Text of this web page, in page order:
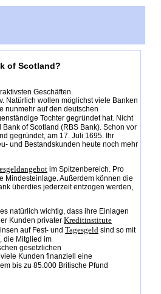
of Scotland?
Geschäften.
Natürlich wollen möglichst viele Banken
nunmehr auf den deutschen
Tochter gegründet hat. Nicht
of Scotland (RBS Bank). Schon vor
gegründet, am 17. Juli 1695. Ihr
und Bestandskunden heute noch mehr
im Spitzenbereich. Pro
Mindesteinlage. Außerdem können die
überdies jederzeit entzogen werden,
natürlich wichtig, dass ihre Einlagen
Kunden privater Kreditinstitute
auf Fest- und Tagesgeld sind so mit
die Mitglied im
gesetzlichen
Kunden finanziell eine
bis zu 85.000 Britische Pfund